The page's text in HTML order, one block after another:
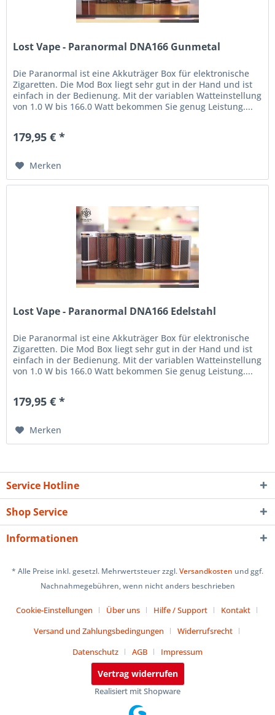
Lost Vape - Paranormal DNA166 Gunmetal
Die Paranormal ist eine Akkuträger Box für elektronische
Zigaretten. Die Mod Box liegt sehr gut in der Hand und ist
einfach in der Bedienung. Mit der variablen Watteinstellung
von 1.0 W bis 166.0 Watt bekommen Sie genug Leistung....
179,95 € *
Merken
Lost Vape - Paranormal DNA166 Edelstahl
Die Paranormal ist eine Akkuträger Box für elektronische
Zigaretten. Die Mod Box liegt sehr gut in der Hand und ist
einfach in der Bedienung. Mit der variablen Watteinstellung
von 1.0 W bis 166.0 Watt bekommen Sie genug Leistung....
179,95 € *
Merken
Service Hotline
Shop Service
Informationen
* Alle Preise inkl. gesetzl. Mehrwertsteuer zzgl.Versandkosten und ggf.
Nachnahmegebühren, wenn nicht anders beschrieben
Cookie-Einstellungen Über uns Hilfe / Support
Kontakt
Versand und Zahlungsbedingungen
Widerrufsrecht
Datenschutz
AGB Impressum
Vertrag widerrufen
Realisiert mit Shopware